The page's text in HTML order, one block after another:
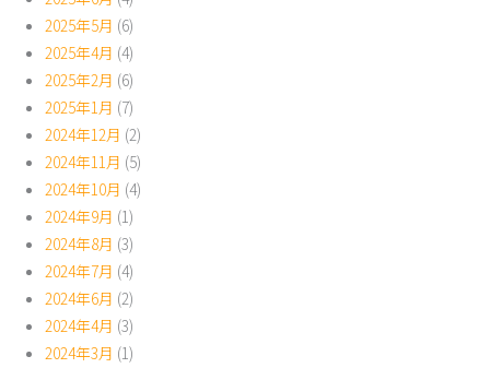
2025年5月 (6)
2025年4月 (4)
2025年2月 (6)
2025年1月 (7)
2024年12月 (2)
2024年11月 (5)
2024年10月 (4)
2024年9月 (1)
2024年8月 (3)
2024年7月 (4)
2024年6月 (2)
2024年4月 (3)
2024年3月 (1)